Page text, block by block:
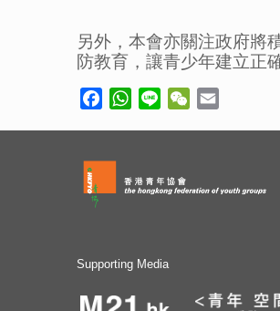
另外，本會亦關注政府將
防教育，讓青少年建立正
FacebookWhatsApp
Line WeChat
Supporting Media